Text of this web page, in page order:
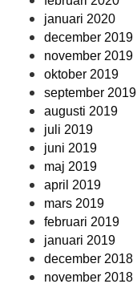
januari 2020
december 2019
november 2019
oktober 2019
september 2019
augusti 2019
juli 2019
juni 2019
maj 2019
april 2019
mars 2019
februari 2019
januari 2019
december 2018
november 2018